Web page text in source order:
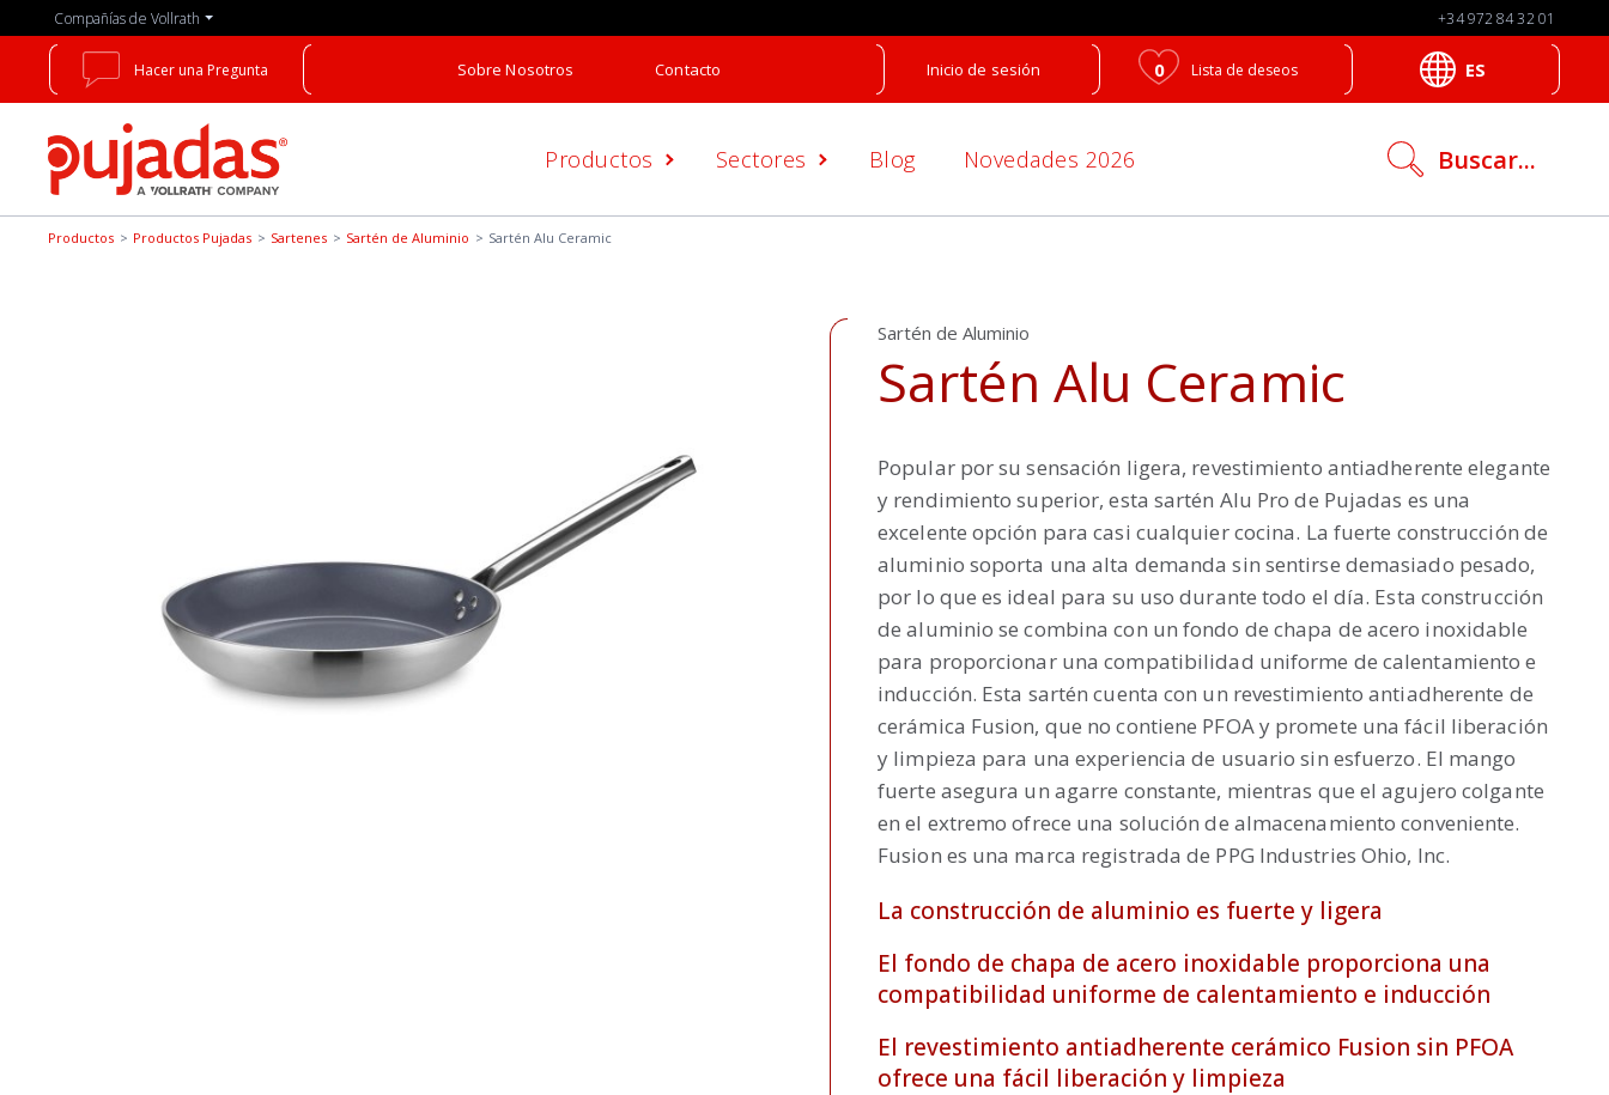
to
Compañías de Vollrath +34 972 84 32 01
Hacer una Pregunta Sobre Nosotros Contacto Inicio de sesión 0 Lista de deseos ES
Pujadas
Productos Sectores Blog Novedades 2026 Buscar...
search
icon
Productos Productos Pujadas Sartenes Sartén de Aluminio Sartén Alu Ceramic
Sartén de Aluminio
Sartén Alu Ceramic
Popular por su sensación ligera, revestimiento antiadherente elegante
y rendimiento superior, esta sartén Alu Pro de Pujadas es una
excelente opción para casi cualquier cocina. La fuerte construcción de
aluminio soporta una alta demanda sin sentirse demasiado pesado,
por lo que es ideal para su uso durante todo el día. Esta construcción
de aluminio se combina con un fondo de chapa de acero inoxidable
para proporcionar una compatibilidad uniforme de calentamiento e
inducción. Esta sartén cuenta con un revestimiento antiadherente de
cerámica Fusion, que no contiene PFOA y promete una fácil liberación
y limpieza para una experiencia de usuario sin esfuerzo. El mango
fuerte asegura un agarre constante, mientras que el agujero colgante
en el extremo ofrece una solución de almacenamiento conveniente.
Fusion es una marca registrada de PPG Industries Ohio, Inc.
La construcción de aluminio es fuerte y ligera
El fondo de chapa de acero inoxidable proporciona una
compatibilidad uniforme de calentamiento e inducción
El revestimiento antiadherente cerámico Fusion sin PFOA
ofrece una fácil liberación y limpieza